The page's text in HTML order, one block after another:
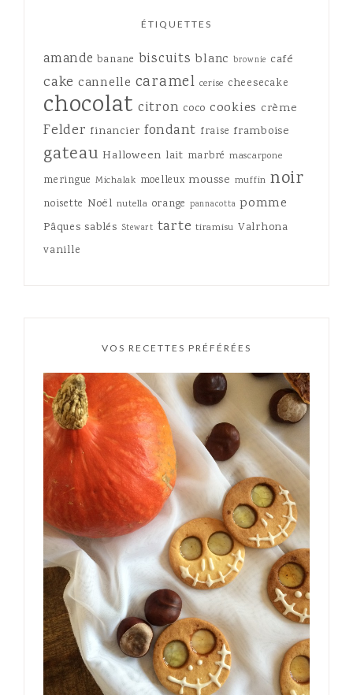
ÉTIQUETTES
amande banane biscuits blanc brownie café
cake cannelle caramel cerise cheesecake
chocolat citron coco cookies crème
Felder financier fondant fraise framboise
gateau Halloween lait marbré mascarpone
meringue Michalak moelleux mousse muffin noir
noisette Noël nutella orange pannacotta pomme
Pâques sablés Stewart tarte tiramisu Valrhona
vanille
VOS RECETTES PRÉFÉRÉES